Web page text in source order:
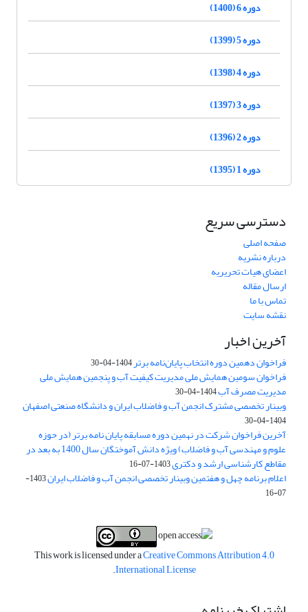
دوره 6 (1400)
دوره 5 (1399)
دوره 4 (1398)
دوره 3 (1397)
دوره 2 (1396)
دوره 1 (1395)
دسترسی سریع
صفحه اصلی
درباره نشریه
اعضای هیات تحریریه
ارسال مقاله
تماس با ما
نقشه سایت
آخرین اخبار
فراخوان دهمین دوره انتخاب پایان‌نامه برتر1404-04-30
فراخوان سومین همایش ملی مدیریت کیفیت آب و پنجمین همایش ملی
مدیریت مصرف آب1404-04-30
وبینار تخصصی مشترک انجمن آب و فاضلاب ایران و دانشگاه صنعتی اصفهان
1404-04-30
آخرین فراخوان شرکت در نهمین دوره مسابقه پایان نامه برتر (در حوزه
علوم و مهندسی آب و فاضلاب) ویژه دانش آموختگان سال 1400 به بعد در
مقاطع کارشناسی ارشد و دکتری1403-07-16
اعلام برنامه چهل و هفتمین وبینار تخصصی انجمن آب و فاضلاب ایران
1403-
07-16
This work is licensed under aCreative Commons Attribution 4.0
International License
.